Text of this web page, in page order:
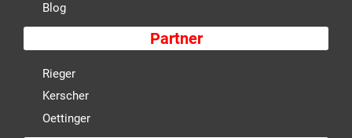
Blog
Partner
Rieger
Kerscher
Oettinger